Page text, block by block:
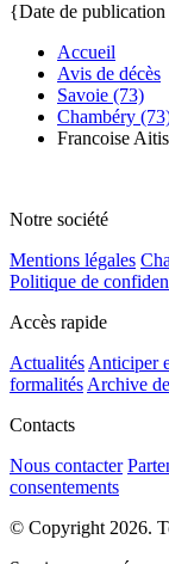
{Date de publication
Accueil
Avis de décès
Savoie (73)
Chambéry
Francoise Aitis
Notre société
Mentions légales
Politique de
Accès rapide
Actualités Anticiper
formalités Archive
Contacts
Nous contacter
consentements
© Copyright 2026.